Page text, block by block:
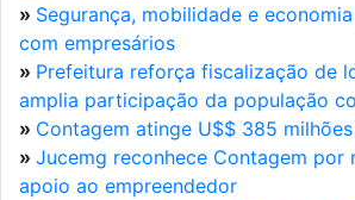
» Segurança, mobilidade e
com empresários
» Prefeitura reforça fiscalização de
amplia participação da população
» Contagem atinge U$$ 385
» Jucemg reconhece Contagem por
apoio ao empreendedor